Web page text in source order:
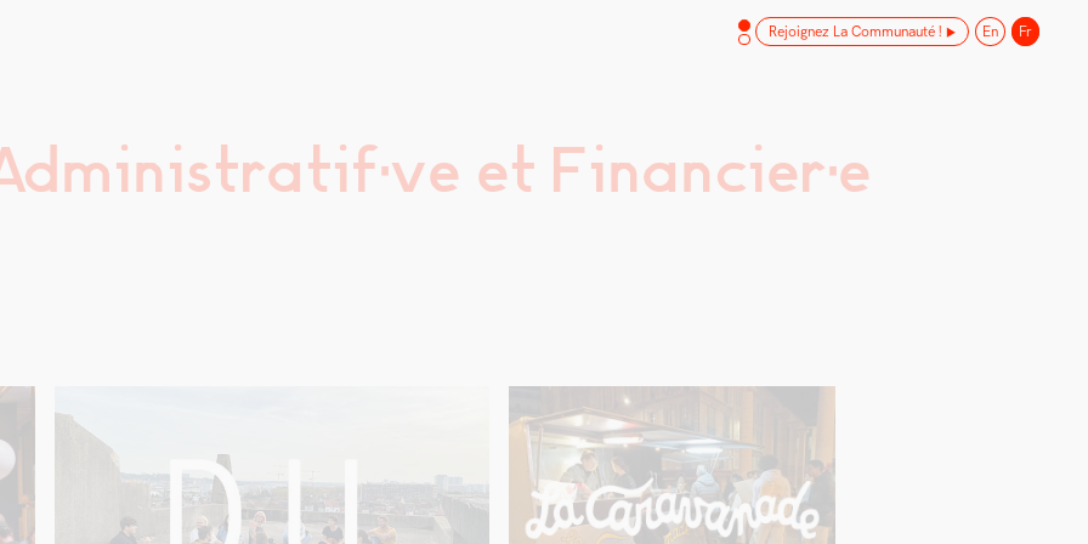
et Financier·e
Rejoignez La Communauté ! En Fr